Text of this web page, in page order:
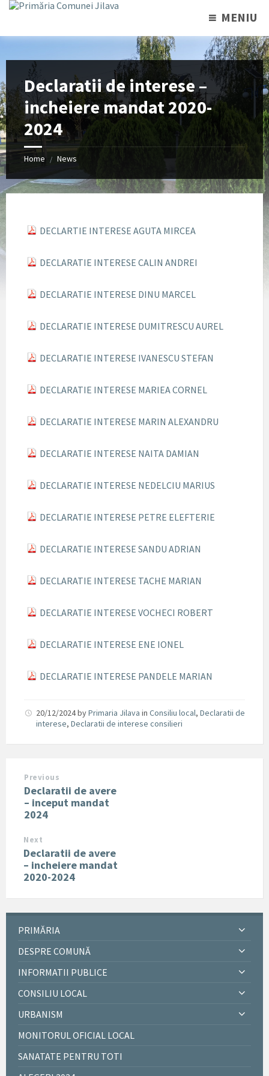
MENIU
Declaratii de interese –
incheiere mandat 2020-
2024
Home / News
DECLARTIE INTERESE AGUTA MIRCEA
DECLARATIE INTERESE CALIN ANDREI
DECLARATIE INTERESE DINU MARCEL
DECLARATIE INTERESE DUMITRESCU AUREL
DECLARATIE INTERESE IVANESCU STEFAN
DECLARATIE INTERESE MARIEA CORNEL
DECLARATIE INTERESE MARIN ALEXANDRU
DECLARATIE INTERESE NAITA DAMIAN
DECLARATIE INTERESE NEDELCIU MARIUS
DECLARATIE INTERESE PETRE ELEFTERIE
DECLARATIE INTERESE SANDU ADRIAN
DECLARATIE INTERESE TACHE MARIAN
DECLARATIE INTERESE VOCHECI ROBERT
DECLARATIE INTERESE ENE IONEL
DECLARATIE INTERESE PANDELE MARIAN
20/12/2024byPrimaria Jilava in Consiliu local, Declaratii de
interese, Declaratii de interese consilieri
Previous
Declaratii de avere
– inceput mandat
2024
Next
Declaratii de avere
– incheiere mandat
2020-2024
PRIMĂRIA
DESPRE COMUNĂ
INFORMATII PUBLICE
CONSILIU LOCAL
URBANISM
MONITORUL OFICIAL LOCAL
SANATATE PENTRU TOTI